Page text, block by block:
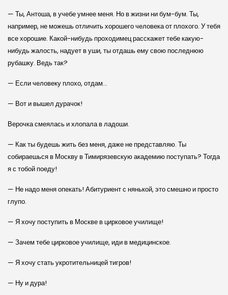
— Ты, Антоша, в учебе умнее меня. Но в жизни ни бум-бум. Ты,
например, не можешь отличить хорошего человека от плохого. У тебя
все хорошие. Какой-нибудь проходимец расскажет тебе какую-
нибудь жалость, надует в уши, ты отдашь ему свою последнюю
рубашку. Ведь так?
— Если человеку плохо, отдам…
— Вот и вышел дурачок!
Верочка смеялась и хлопала в ладоши.
— Как ты будешь жить без меня, даже не представляю. Ты
собираешься в Москву в Тимирязевскую академию поступать? Тогда
я с тобой поеду!
— Не надо меня опекать! Абитуриент с нянькой, это смешно и просто
глупо.
— Я хочу поступить в Москве в цирковое училище!
— Зачем тебе цирковое училище, иди в медицинское.
— Я хочу стать укротительницей тигров!
— Ну и дура!